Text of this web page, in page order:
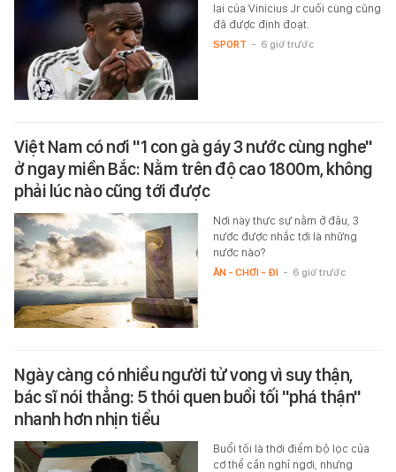
lai của Vinicius Jr cuối cùng cũng
đã được định đoạt.
SPORT - 6 giờ trước
Việt Nam có nơi "1 con gà gáy 3 nước cùng nghe"
ở ngay miền Bắc: Nằm trên độ cao 1800m, không
phải lúc nào cũng tới được
Nơi này thực sự nằm ở đâu, 3
nước được nhắc tới là những
nước nào?
ĂN - CHƠI - ĐI - 6 giờ trước
Ngày càng có nhiều người tử vong vì suy thận,
bác sĩ nói thẳng: 5 thói quen buổi tối "phá thận"
nhanh hơn nhịn tiểu
Buổi tối là thời điểm bộ lọc của
cơ thể cần nghỉ ngơi, nhưng